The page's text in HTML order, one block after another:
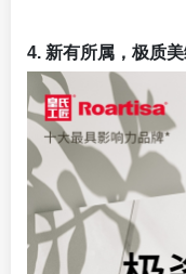
4. 新有所属，极质